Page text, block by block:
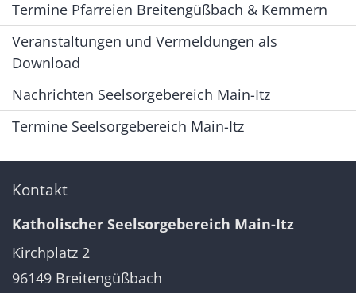
Termine Pfarreien Breitengüßbach & Kemmern
Veranstaltungen und Vermeldungen als
Download
Nachrichten Seelsorgebereich Main-Itz
Termine Seelsorgebereich Main-Itz
Kontakt
Katholischer Seelsorgebereich Main-Itz
Kirchplatz 2
96149 Breitengüßbach